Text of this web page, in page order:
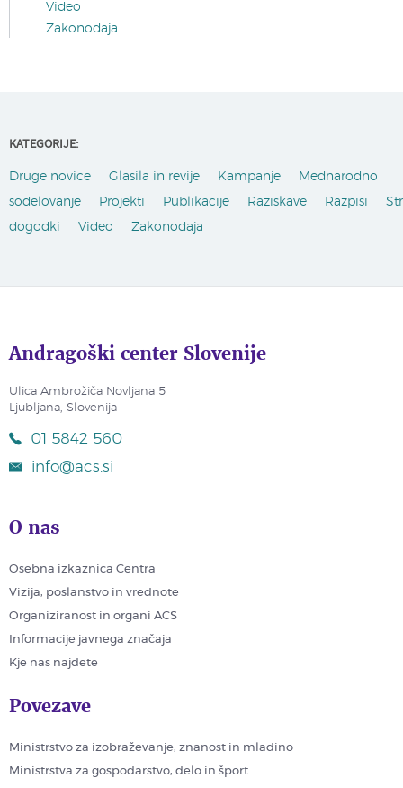
Video
Zakonodaja
KATEGORIJE:
Druge novice Glasila in revije Kampanje
Mednarodno
sodelovanje
Projekti Publikacije Raziskave Razpisi
dogodki
Video Zakonodaja
Andragoški center Slovenije
Ulica Ambrožiča Novljana 5
Ljubljana, Slovenija
01 5842 560
info@acs.si
O nas
Osebna izkaznica Centra
Vizija, poslanstvo in vrednote
Organiziranost in organi ACS
Informacije javnega značaja
Kje nas najdete
Povezave
Ministrstvo za izobraževanje, znanost in mladino
Ministrstva za gospodarstvo, delo in šport